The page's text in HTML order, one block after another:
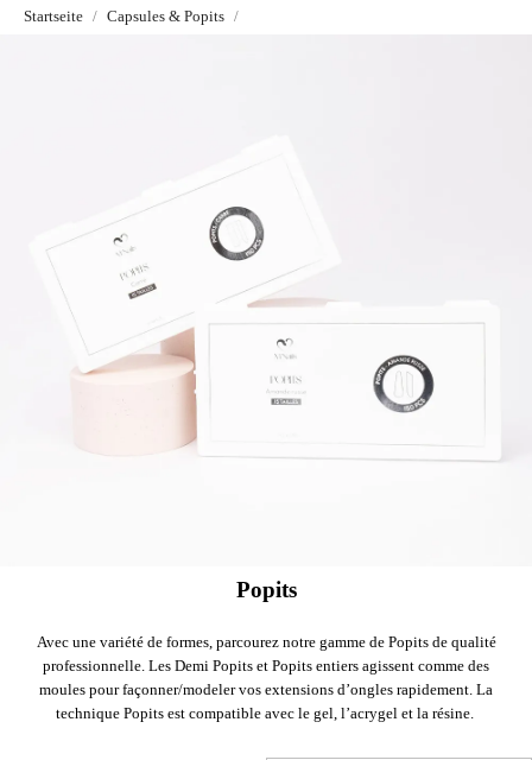
Startseite Capsules & Popits
Popits
Avec une variété de formes, parcourez notre gamme de Popits de qualité
professionnelle. Les Demi Popits et Popits entiers agissent comme des
moules pour façonner/modeler vos extensions d’ongles rapidement. La
technique Popits est compatible avec le gel, l’acrygel et la résine.